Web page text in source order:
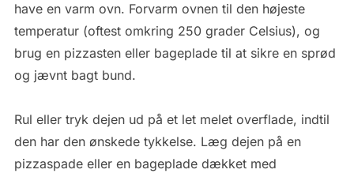
have en varm ovn. Forvarm ovnen til den højeste
temperatur (oftest omkring 250 grader Celsius), og
brug en pizzasten eller bageplade til at sikre en sprød
og jævnt bagt bund.
Rul eller tryk dejen ud på et let melet overflade, indtil
den har den ønskede tykkelse. Læg dejen på en
pizzaspade eller en bageplade dækket med